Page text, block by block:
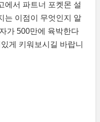
에서 파트너 포켓몬 설
는 이점이 무엇인지 알
가 500만에 육박한다
게 키워보시길 바랍니